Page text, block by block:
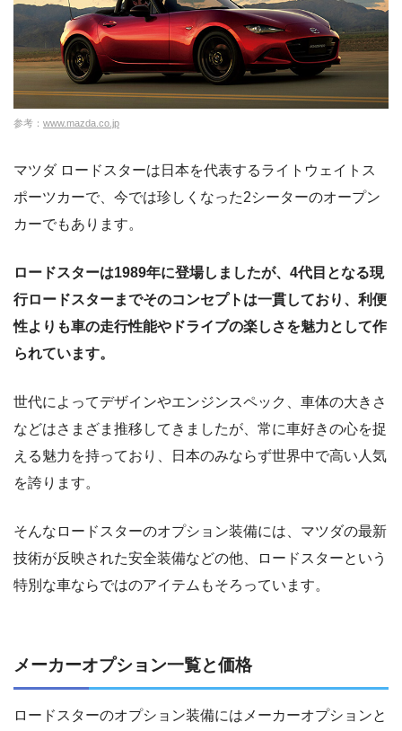
参考： www.mazda.co.jp
マツダ ロードスターは日本を代表するライトウェイトス
ポーツカーで、今では珍しくなった2シーターのオープン
カーでもあります。
ロードスターは1989年に登場しましたが、4代目となる現
行ロードスターまでそのコンセプトは一貫しており、利便
性よりも車の走行性能やドライブの楽しさを魅力として作
られています。
世代によってデザインやエンジンスペック、車体の大きさ
などはさまざま推移してきましたが、常に車好きの心を捉
える魅力を持っており、日本のみならず世界中で高い人気
を誇ります。
そんなロードスターのオプション装備には、マツダの最新
技術が反映された安全装備などの他、ロードスターという
特別な車ならではのアイテムもそろっています。
メーカーオプション一覧と価格
ロードスターのオプション装備にはメーカーオプションと